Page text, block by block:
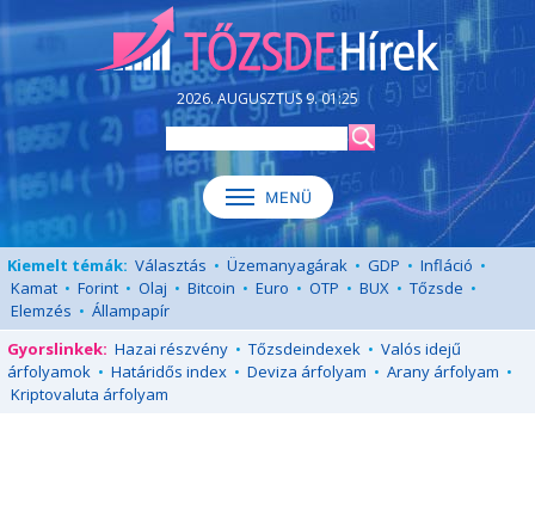
2026. AUGUSZTUS 9. 01:25
Kiemelt témák: Választás • Üzemanyagárak • GDP • Infláció •
Kamat • Forint • Olaj • Bitcoin • Euro • OTP • BUX • Tőzsde •
Elemzés • Állampapír
Gyorslinkek: Hazai részvény • Tőzsdeindexek • Valós idejű
árfolyamok • Határidős index • Deviza árfolyam • Arany árfolyam •
Kriptovaluta árfolyam